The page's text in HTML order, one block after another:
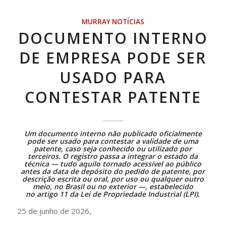
MURRAY NOTÍCIAS
DOCUMENTO INTERNO
DE EMPRESA PODE SER
USADO PARA
CONTESTAR PATENTE
Um documento interno não publicado oficialmente
pode ser usado para contestar a validade de uma
patente, caso seja conhecido ou utilizado por
terceiros. O registro passa a integrar o estado da
técnica — tudo aquilo tornado acessível ao público
antes da data de depósito do pedido de patente, por
descrição escrita ou oral, por uso ou qualquer outro
meio, no Brasil ou no exterior —, estabelecido
no artigo 11 da Lei de Propriedade Industrial (LPI).
25 de junho de 2026,